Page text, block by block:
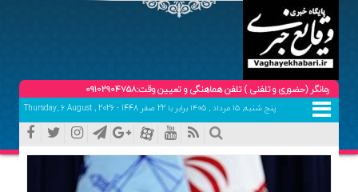
و تلفنی ) تلفن هماهنگی و تعیین وقت:09102904758
پنج شنبه, ۱۵ مرداد , ۱۴۰۵ برابر با 22 صفر 1448 - Thursday, 6 August , 2026